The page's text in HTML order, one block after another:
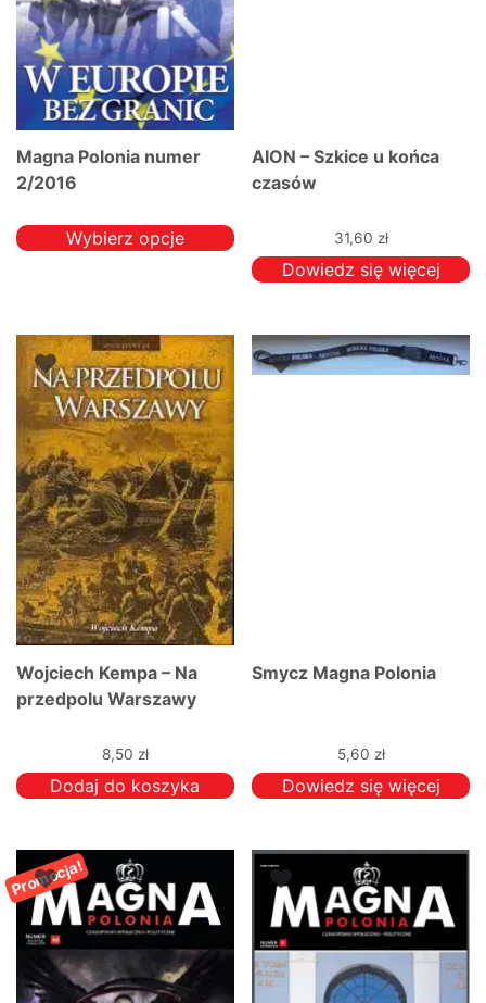
Magna Polonia numer
2/2016
Wybierz opcje
wiele
wariantów.
Opcje
można
wybrać
na
stronie
produktu
AION – Szkice u końca
czasów
31,60 zł
Dowiedz się więcej
Wojciech Kempa – Na
przedpolu Warszawy
8,50 zł
Dodaj do koszyka
Smycz Magna Polonia
5,60 zł
Dowiedz się więcej
Promocja!